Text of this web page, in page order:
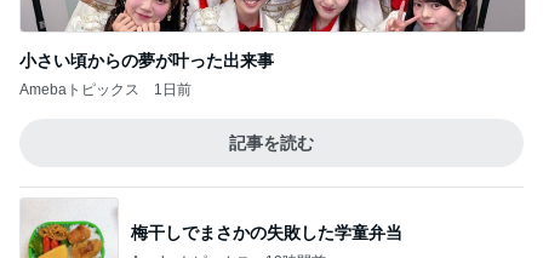
小さい頃からの夢が叶った出来事
Amebaトピックス 1日前
記事を読む
梅干しでまさかの失敗した学童弁当